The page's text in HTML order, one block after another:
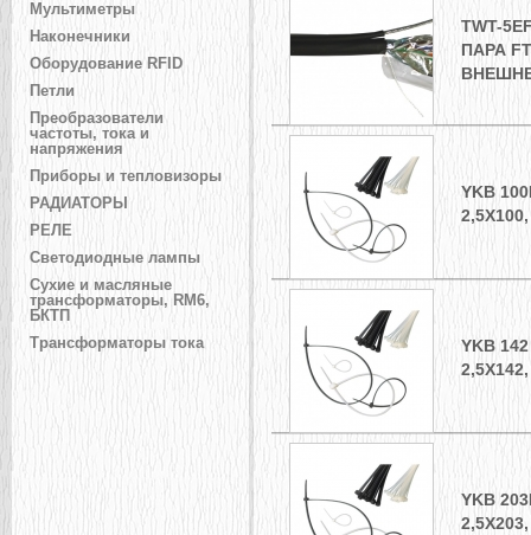
Мультиметры
Наконечники
Оборудование RFID
Петли
Преобразователи
частоты, тока и
напряжения
Приборы и тепловизоры
РАДИАТОРЫ
РЕЛЕ
Светодиодные лампы
Сухие и масляные
трансформаторы, RM6,
БКТП
Трансформаторы тока
TWT-
ПАРА
YKB
YKB
YKB